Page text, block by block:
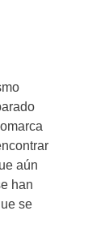
aún
han
se